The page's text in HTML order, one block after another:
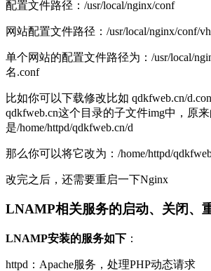
配置文件路径：/usr/local/nginx/conf
网站配置文件路径：/usr/local/nginx/conf/
单个网站的配置文件路径为：/usr/local/
名.conf
比如你可以下载修改比如 qdkfweb.cn/
qdkfweb.cn这个目录的子文件img中，原
是/home/httpd/qdkfweb.cn/d
那么你可以将它改为：/home/httpd/
改完之后，还需要重启一下Nginx
LNAMP相关服务的启动、关闭、
LNAMP安装的服务如下 ：
httpd：Apache服务，处理PHP动态请求